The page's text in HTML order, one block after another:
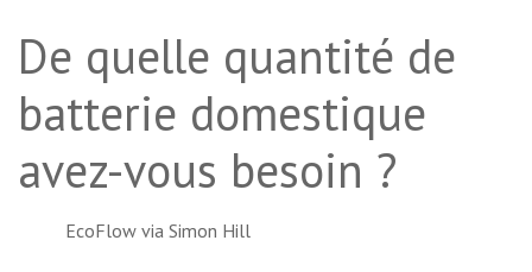
De quelle quantité de
batterie domestique
avez-vous besoin ?
EcoFlow via Simon Hill